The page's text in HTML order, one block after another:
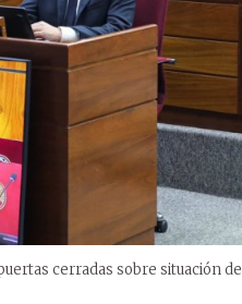
cerradas sobre situación de